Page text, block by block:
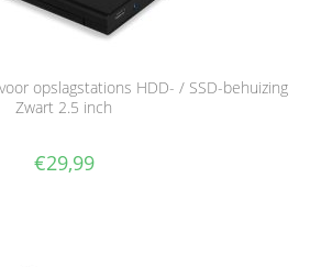
opslagstations HDD- / SSD-behuizing
Zwart 2.5 inch
€29,99